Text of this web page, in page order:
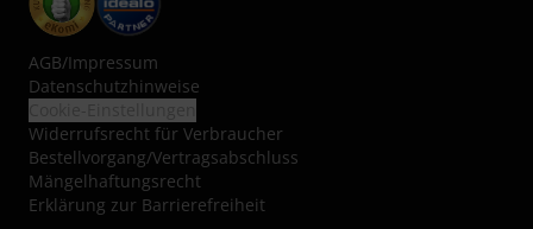
AGB/Impressum
Datenschutzhinweise
Widerrufsrecht für Verbraucher
Bestellvorgang/Vertragsabschluss
Mängelhaftungsrecht
Erklärung zur Barrierefreiheit